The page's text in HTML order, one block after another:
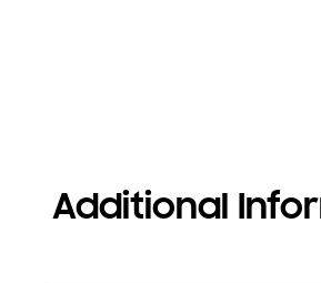
Additional